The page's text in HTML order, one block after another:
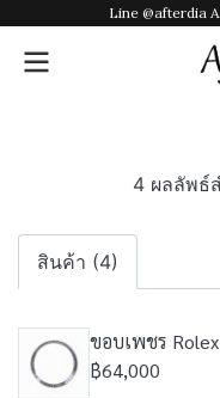
Line @afterdia
4 ผลลัพธ์
สินค้า (4)
ขอบเพชร
฿64,000